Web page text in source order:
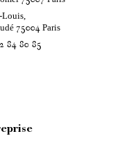
Louis,
75004Paris
84 80 85